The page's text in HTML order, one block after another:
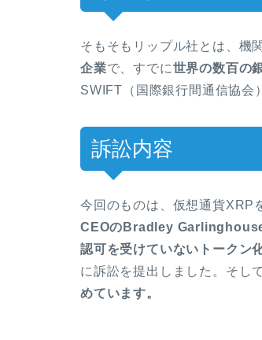
そもそもリップル社とは、機
企業で、すでに世界の数百の
SWIFT（国際銀行間通信協会
訴訟内容
今回のものは、仮想通貨XRP
CEOの Bradley Garlinghouse
認可を受けていないトークン
に訴訟を提出しました。そし
めています。